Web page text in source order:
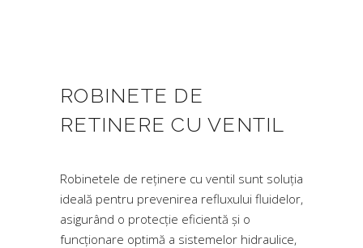
ROBINETE DE
RETINERE CU VENTIL
Robinetele de reținere cu ventil sunt soluția
ideală pentru prevenirea refluxului fluidelor,
asigurând o protecție eficientă și o
funcționare optimă a sistemelor hidraulice,